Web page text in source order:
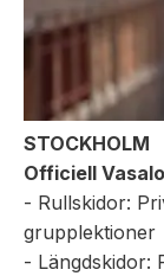
STOCKHOLM
Officiell
- Rullskidor:
grupplektioner
- Längdskidor: